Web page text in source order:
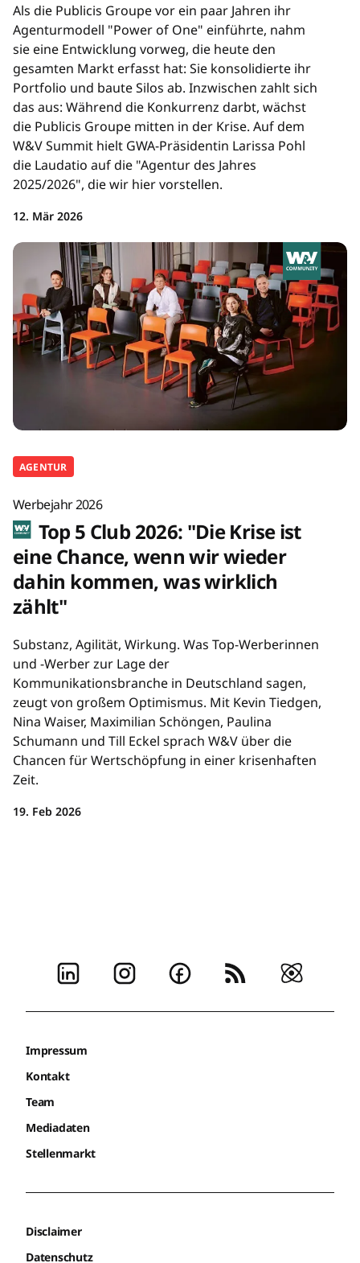
Als die Publicis Groupe vor ein paar Jahren ihr
Agenturmodell "Power of One" einführte, nahm
sie eine Entwicklung vorweg, die heute den
gesamten Markt erfasst hat: Sie konsolidierte ihr
Portfolio und baute Silos ab. Inzwischen zahlt sich
das aus: Während die Konkurrenz darbt, wächst
die Publicis Groupe mitten in der Krise. Auf dem
W&V Summit hielt GWA-Präsidentin Larissa Pohl
die Laudatio auf die "Agentur des Jahres
2025/2026", die wir hier vorstellen.
12. Mär 2026
AGENTUR
Werbejahr 2026
Top 5 Club 2026: "Die Krise ist
eine Chance, wenn wir wieder
dahin kommen, was wirklich
zählt"
Substanz, Agilität, Wirkung. Was Top-Werberinnen
und -Werber zur Lage der
Kommunikationsbranche in Deutschland sagen,
zeugt von großem Optimismus. Mit Kevin Tiedgen,
Nina Waiser, Maximilian Schöngen, Paulina
Schumann und Till Eckel sprach W&V über die
Chancen für Wertschöpfung in einer krisenhaften
Zeit.
19. Feb 2026
Impressum
Kontakt
Team
Mediadaten
Stellenmarkt
Disclaimer
Datenschutz